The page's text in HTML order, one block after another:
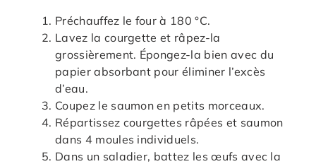
Préchauffez le four à 180 °C.
Lavez la courgette et râpez-la
grossièrement. Épongez-la bien avec du
papier absorbant pour éliminer l’excès
d’eau.
Coupez le saumon en petits morceaux.
Répartissez courgettes râpées et saumon
dans 4 moules individuels.
Dans un saladier, battez les œufs avec la